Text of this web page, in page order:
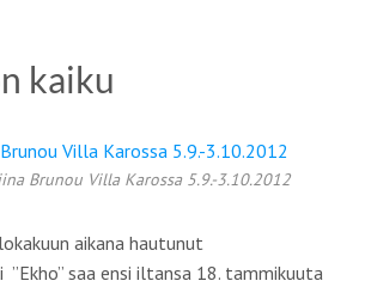
kaiku
Brunou Villa Karossa 5.9.-3.10.2012
aikana hautunut
”Ekho” saa ensi iltansa 18. tammikuuta